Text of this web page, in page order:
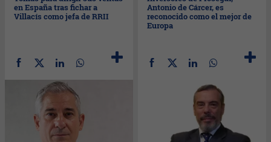
en España tras fichar a
Villacís como jefa de RRII
Antonio de Cárcer, es
reconocido como el mejor de
Europa